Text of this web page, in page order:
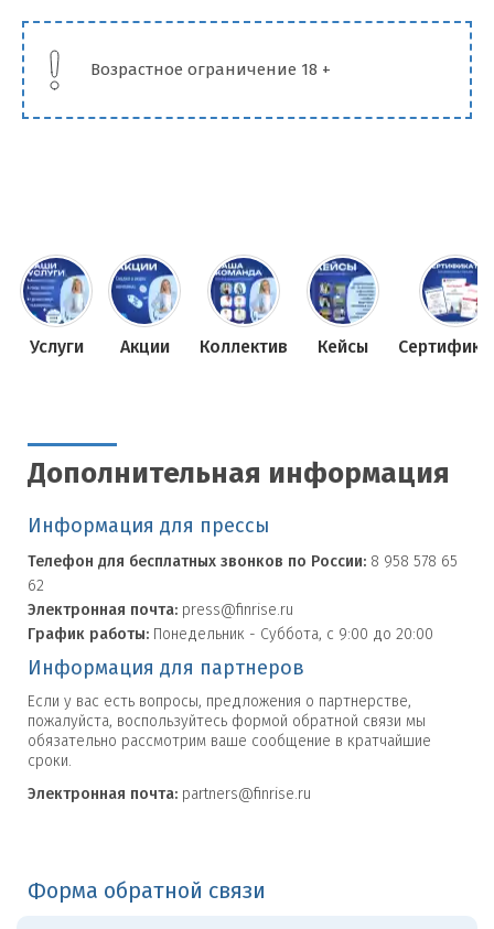
Возрастное ограничение 18 +
Услуги Акции Коллектив Кейсы
Дополнительная информация
Информация для прессы
Телефон для бесплатных звонков по России: 8 958 578 65
62
Электронная почта: press@finrise.ru
График работы:
Понедельник - Суббота, с 9:00 до 20:00
Информация для партнеров
Если у вас есть вопросы, предложения о партнерстве,
пожалуйста, воспользуйтесь формой обратной связи мы
обязательно рассмотрим ваше сообщение в кратчайшие
сроки.
Электронная почта: partners@finrise.ru
Форма обратной связи